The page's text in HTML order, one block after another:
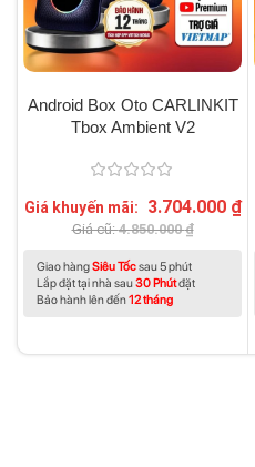
Android Box Oto CARLINKIT
Tbox Ambient V2
Giá khuyến mãi: 3.704.000 ₫
Giá cũ:4.850.000₫
Giao hàngSiêu Tốcsau 5 phút
Lắp đặt tại nhà sau30 Phútđặt
Bảo hành lên đến12 tháng